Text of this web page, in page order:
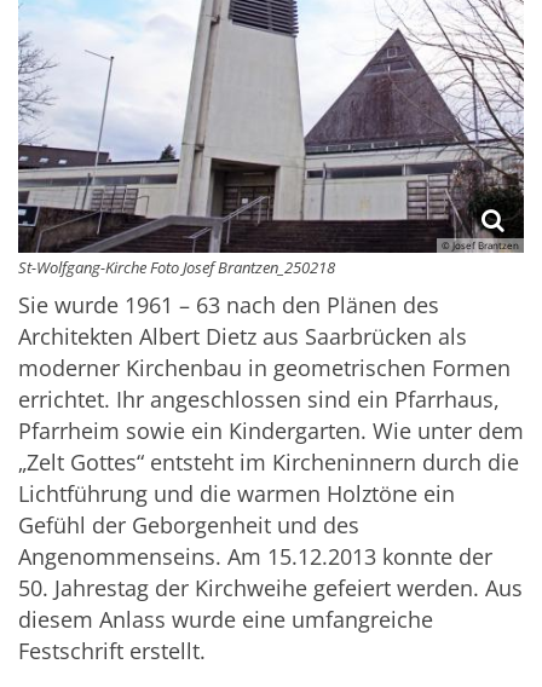
© Josef Brantzen
St-Wolfgang-Kirche Foto Josef Brantzen_250218
Sie wurde 1961 – 63 nach den Plänen des
Architekten Albert Dietz aus Saarbrücken als
moderner Kirchenbau in geometrischen Formen
errichtet. Ihr angeschlossen sind ein Pfarrhaus,
Pfarrheim sowie ein Kindergarten. Wie unter dem
„Zelt Gottes“ entsteht im Kircheninnern durch die
Lichtführung und die warmen Holztöne ein
Gefühl der Geborgenheit und des
Angenommenseins. Am 15.12.2013 konnte der
50. Jahrestag der Kirchweihe gefeiert werden. Aus
diesem Anlass wurde eine umfangreiche
Festschrift erstellt.